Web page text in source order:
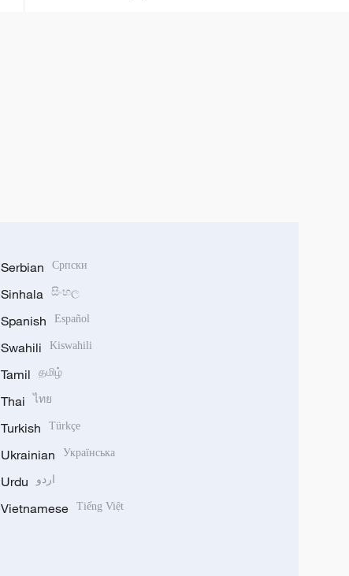
Serbian Српски
Sinhala සිංහල
Spanish Español
Swahili Kiswahili
Tamil தமிழ்
Thai ไทย
Turkish Türkçe
Ukrainian Українська
Urdu اردو
Vietnamese Tiếng Việt